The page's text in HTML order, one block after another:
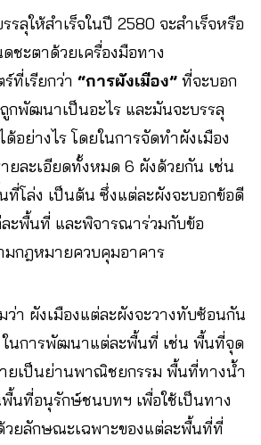
รลุให้สำเร็จในปี 2580 จะสำเร็จหรือ
ชะตาด้วยเครื่องมือทาง
ที่เรียกว่า “การผังเมือง” ที่จะบอก
กพัฒนาเป็นอะไร และมันจะบรรลุ
ด้อย่างไร โดยในการจัดทำผังเมือง
ยละเอียดทั้งหมด 6 ผังด้วยกัน เช่น
โล่ง เป็นต้น ซึ่งแต่ละผังจะบอกข้อดี
ะพื้นที่ และพิจารณาร่วมกับข้อ
กฎหมายควบคุมอาคาร
า ผังเมืองแต่ละผังจะวางทับซ้อนกัน
ในการพัฒนาแต่ละพื้นที่ เช่น พื้นที่จุด
ยเป็นย่านพาณิชยกรรม พื้นที่ทางน้ำ
นที่อนุรักษ์ชนบทฯ เพื่อใช้เป็นทาง
วยลักษณะเฉพาะของแต่ละพื้นที่ที่